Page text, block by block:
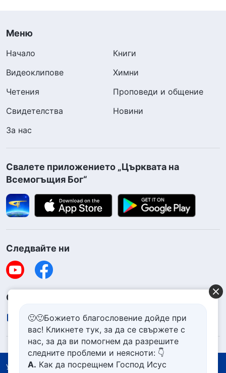
Меню
Начало
Книги
Видеоклипове
Химни
Четения
Проповеди и общение
Свидетелства
Новини
За нас
Свалете приложението „Църквата на
Всемогъщия Бог“
Следвайте ни
Свържете се с нас
contact.bg@godfootsteps.org
Условия за ползване
🙂🙂Божието благословение дойде при
вас! Кликнете тук, за да се свържете с
нас, за да ви помогнем да разрешите
следните проблеми и неясноти: 👇
А. Как да посрещнем Господ Исус